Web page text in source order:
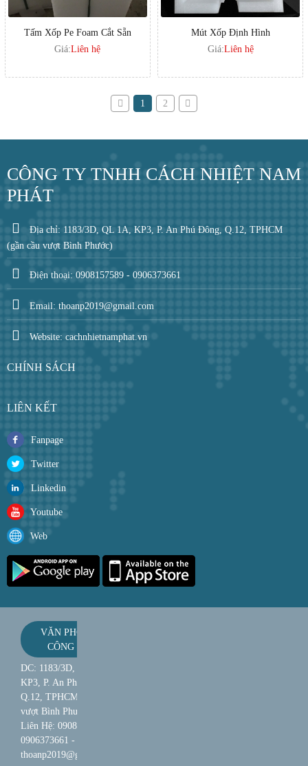
Tấm Xốp Pe Foam Cắt Sẵn
Giá:Liên hệ
Mút Xốp Định Hình
Giá:Liên hệ
1 2
CÔNG TY TNHH CÁCH NHIỆT NAM
PHÁT
Địa chỉ: 1183/3D, QL 1A, KP3, P. An Phú Đông, Q.12, TPHCM
(gần cầu vượt Bình Phước)
Điện thoại: 0908157589 - 0906373661
Email: thoanp2019@gmail.com
Website: cachnhietnamphat.vn
CHÍNH SÁCH
LIÊN KẾT
Fanpage
Twitter
Linkedin
Youtube
Web
VĂN PHÒNG
CÔNG TY
DC: 1183/3D, QL 1A,
KP3, P. An Phú Đông,
Q.12, TPHCM (gần cầu
vượt Bình Phước) -
Liên Hệ: 0908157589 -
0906373661 - Mail:
thoanp2019@gmail.com